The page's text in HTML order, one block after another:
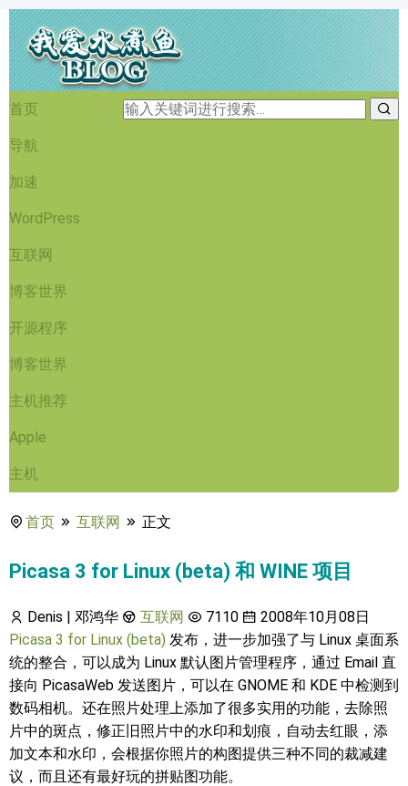
首页
导航
加速
WordPress
互联网
博客世界
开源程序
博客世界
主机推荐
Apple
主机
首页 互联网 正文
Picasa 3 for Linux (beta) 和 WINE 项目
Denis | 邓鸿华 互联网 7110
2008年10月08日
Picasa 3 for Linux (beta) 发布，进一步加强了与 Linux 桌面系
统的整合，可以成为 Linux 默认图片管理程序，通过 Email 直
接向 PicasaWeb 发送图片，可以在 GNOME 和 KDE 中检测到
数码相机。还在照片处理上添加了很多实用的功能，去除照
片中的斑点，修正旧照片中的水印和划痕，自动去红眼，添
加文本和水印，会根据你照片的构图提供三种不同的裁减建
议，而且还有最好玩的拼贴图功能。